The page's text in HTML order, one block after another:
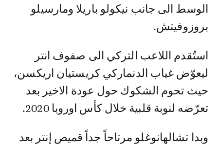
الوسط الى جانب نيكولو باريلا ومارسيلو
بروزوفيتش.
استُقدم اللاعب التركي الى صفوف انتر
ليعوّض غياب الدنماركي كريستيان اريكسن،
حيث تحوم الشكوك حول عودة الاخير بعد
تعرّضه لنوبة قلبية خلال كأس اوروبا 2020.
وبدا تشالهانوغلو مرتاحاً جداً قميص إنتر بعد